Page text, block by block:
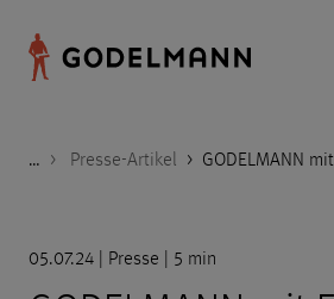
… Godelmann.de
> Presse
> Presse-Artikel > GODELMANN
05.07.24 | Presse | 5 min